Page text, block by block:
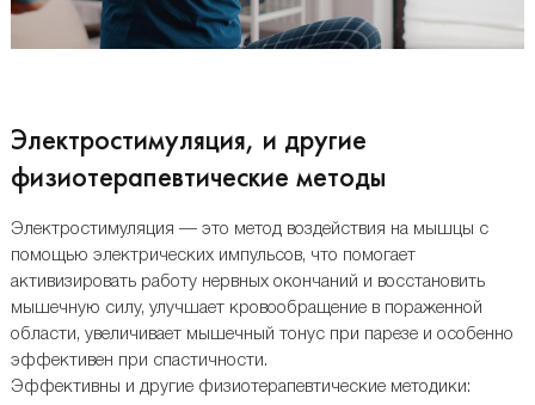
Электростимуляция, и другие
физиотерапевтические методы
Электростимуляция — это метод воздействия на мышцы с
помощью электрических импульсов, что помогает
активизировать работу нервных окончаний и восстановить
мышечную силу, улучшает кровообращение в пораженной
области, увеличивает мышечный тонус при парезе и особенно
эффективен при спастичности.
Эффективны и другие физиотерапевтические методики: